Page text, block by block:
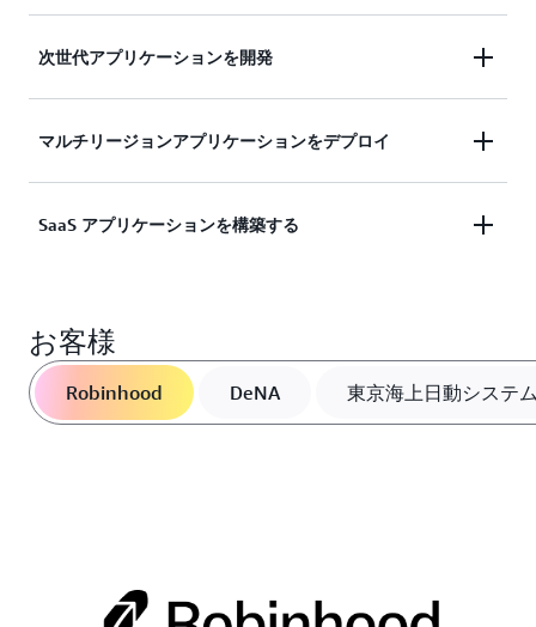
途中でアップグレードやリファクタリングを行
わずに、スタートアップからエンタープライズ
規模まで拡張できるクラウドネイティブアプリ
やイベント駆動型アーキテクチャと簡単に統合
できます。
次世代アプリケーションを開発
銀行、e コマース、旅行、小売などの業界向け
に、高い可用性とパフォーマンスを備えた拡張
性の高いアプリケーションとソリューションを
マルチリージョンアプリケーションをデプロイ
決済サービス、モバイルゲーム、ソーシャルメ
するデータ駆動型のアプリケーションを開発で
きます。
SaaS アプリケーションを構築する
柔軟なインスタンスとストレージのスケーリン
グにより、信頼性とパフォーマンスに優れたマ
ルチテナントの Software as a Service (SaaS) ア
プリケーションをサポートします。
お客様
Robinhood DeNA 東京海上日動システ